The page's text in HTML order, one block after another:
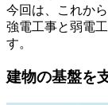
今回は、これか
強電工事と弱電
す。
建物の基盤を